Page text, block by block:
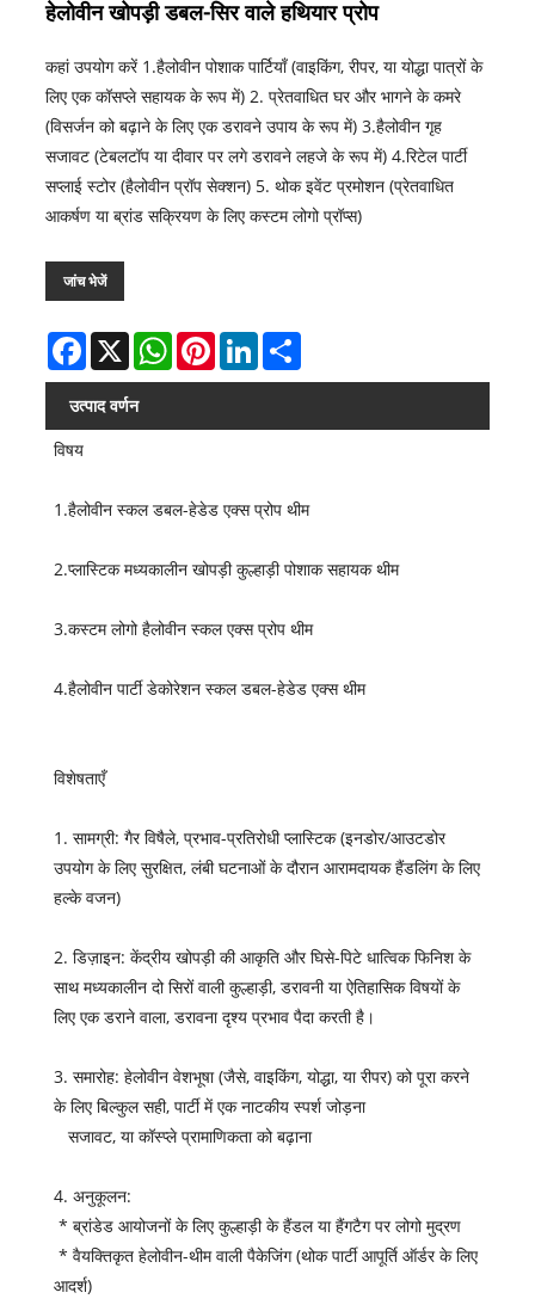
हेलोवीन खोपड़ी डबल-सिर वाले हथियार प्रोप
कहां उपयोग करें 1.हैलोवीन पोशाक पार्टियाँ (वाइकिंग, रीपर, या योद्धा पात्रों के
लिए एक कॉसप्ले सहायक के रूप में) 2. प्रेतवाधित घर और भागने के कमरे
(विसर्जन को बढ़ाने के लिए एक डरावने उपाय के रूप में) 3.हैलोवीन गृह
सजावट (टेबलटॉप या दीवार पर लगे डरावने लहजे के रूप में) 4.रिटेल पार्टी
सप्लाई स्टोर (हैलोवीन प्रॉप सेक्शन) 5. थोक इवेंट प्रमोशन (प्रेतवाधित
आकर्षण या ब्रांड सक्रियण के लिए कस्टम लोगो प्रॉप्स)
जांच भेजें
Facebook
X WhatsAppPinterestLinkedInShare
उत्पाद वर्णन
विषय
1.हैलोवीन स्कल डबल-हेडेड एक्स प्रोप थीम
2.प्लास्टिक मध्यकालीन खोपड़ी कुल्हाड़ी पोशाक सहायक थीम
3.कस्टम लोगो हैलोवीन स्कल एक्स प्रोप थीम
4.हैलोवीन पार्टी डेकोरेशन स्कल डबल-हेडेड एक्स थीम
विशेषताएँ
1. सामग्री: गैर विषैले, प्रभाव-प्रतिरोधी प्लास्टिक (इनडोर/आउटडोर
उपयोग के लिए सुरक्षित, लंबी घटनाओं के दौरान आरामदायक हैंडलिंग के लिए
हल्के वजन)
2. डिज़ाइन: केंद्रीय खोपड़ी की आकृति और घिसे-पिटे धात्विक फिनिश के
साथ मध्यकालीन दो सिरों वाली कुल्हाड़ी, डरावनी या ऐतिहासिक विषयों के
लिए एक डराने वाला, डरावना दृश्य प्रभाव पैदा करती है।
3. समारोह: हेलोवीन वेशभूषा (जैसे, वाइकिंग, योद्धा, या रीपर) को पूरा करने
के लिए बिल्कुल सही, पार्टी में एक नाटकीय स्पर्श जोड़ना
सजावट, या कॉस्प्ले प्रामाणिकता को बढ़ाना
4. अनुकूलन:
* ब्रांडेड आयोजनों के लिए कुल्हाड़ी के हैंडल या हैंगटैग पर लोगो मुद्रण
* वैयक्तिकृत हेलोवीन-थीम वाली पैकेजिंग (थोक पार्टी आपूर्ति ऑर्डर के लिए
आदर्श)